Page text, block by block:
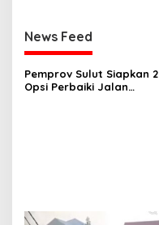
News Feed
Pemprov Sulut Siapkan 2
Opsi Perbaiki Jalan